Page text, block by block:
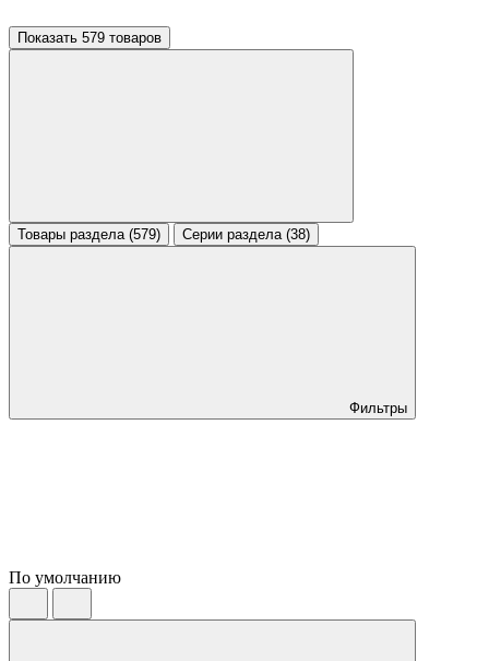
Показать 579 товаров
Товары раздела (579) Серии раздела (38)
Фильтры
По умолчанию